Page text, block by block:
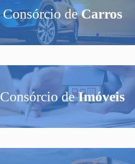
Consórcio deCarros
Consórcio deImóveis